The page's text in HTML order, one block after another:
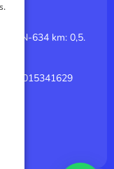
CN-634 km: 0,5.